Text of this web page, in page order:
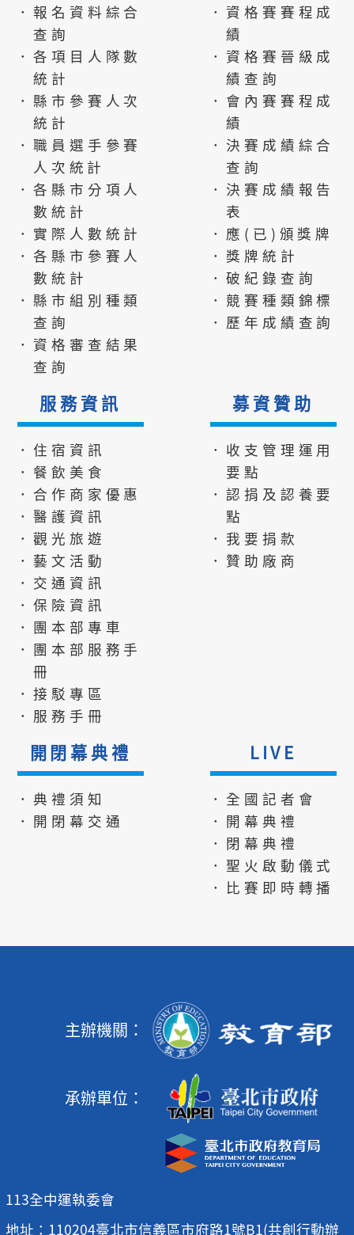
．報名資料綜合
查詢
．各項目人隊數
統計
．縣市參賽人次
統計
．職員選手參賽
人次統計
．各縣市分項人
數統計
．實際人數統計
．各縣市參賽人
數統計
．縣市組別種類
查詢
．資格審查結果
查詢
．資格賽賽程成
績
．資格賽晉級成
績查詢
．會內賽賽程成
績
．決賽成績綜合
查詢
．決賽成績報告
表
．應(已)頒獎牌
．獎牌統計
．破紀錄查詢
．競賽種類錦標
．歷年成績查詢
服務資訊
．住宿資訊
．餐飲美食
．合作商家優惠
．醫護資訊
．觀光旅遊
．藝文活動
．交通資訊
．保險資訊
．團本部專車
．團本部服務手
冊
．接駁專區
．服務手冊
募資贊助
．收支管理運用
要點
．認捐及認養要
點
．我要捐款
．贊助廠商
開閉幕典禮
．典禮須知
．開閉幕交通
LIVE
．全國記者會
．開幕典禮
．閉幕典禮
．聖火啟動儀式
．比賽即時轉播
主辦機關：
承辦單位：
113全中運執委會
地址：110204臺北市信義區市府路1號B1(共創行動辦